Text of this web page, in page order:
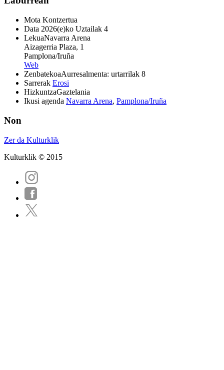
Mota Kontzertua
Data 2026(e)ko Uztailak 4
LekuaNavarra Arena
Aizagerria Plaza, 1
Pamplona/Iruña
Web
ZenbatekoaAurresalmenta: urtarrilak 8
Sarrerak Erosi
HizkuntzaGaztelania
Ikusi agenda Navarra Arena, Pamplona/Iruña
Non
Zer da Kulturklik
Kulturklik © 2015